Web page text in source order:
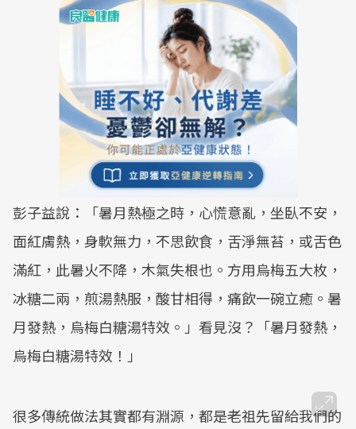
彭子益說：「暑月熱極之時，心慌意亂，坐臥不安，
面紅膚熱，身軟無力，不思飲食，舌淨無苔，或舌色
滿紅，此暑火不降，木氣失根也。方用烏梅五大枚，
冰糖二兩，煎湯熱服，酸甘相得，痛飲一碗立癒。暑
月發熱，烏梅白糖湯特效。」看見沒？「暑月發熱，
烏梅白糖湯特效！」
很多傳統做法其實都有淵源，都是老祖先留給我們的